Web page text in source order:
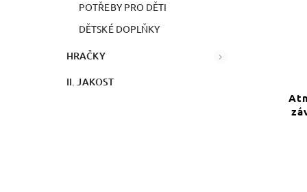
POTŘEBY PRO DĚTI
DĚTSKÉ DOPLŇKY
HRAČKY
II. JAKOST